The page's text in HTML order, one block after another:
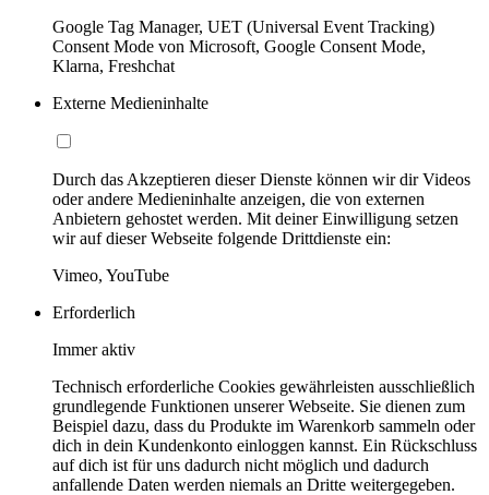
Google Tag Manager, UET (Universal Event Tracking)
Consent Mode von Microsoft, Google Consent Mode,
Klarna, Freshchat
Externe Medieninhalte
Durch das Akzeptieren dieser Dienste können wir dir Videos
oder andere Medieninhalte anzeigen, die von externen
Anbietern gehostet werden. Mit deiner Einwilligung setzen
wir auf dieser Webseite folgende Drittdienste ein:
Vimeo, YouTube
Erforderlich
Immer aktiv
Technisch erforderliche Cookies gewährleisten ausschließlich
grundlegende Funktionen unserer Webseite. Sie dienen zum
Beispiel dazu, dass du Produkte im Warenkorb sammeln oder
dich in dein Kundenkonto einloggen kannst. Ein Rückschluss
auf dich ist für uns dadurch nicht möglich und dadurch
anfallende Daten werden niemals an Dritte weitergegeben.